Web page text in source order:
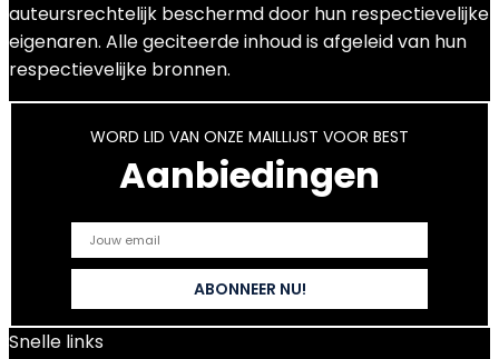
auteursrechtelijk beschermd door hun respectievelijke
eigenaren. Alle geciteerde inhoud is afgeleid van hun
respectievelijke bronnen.
WORD LID VAN ONZE MAILLIJST VOOR BEST
Aanbiedingen
Snelle links